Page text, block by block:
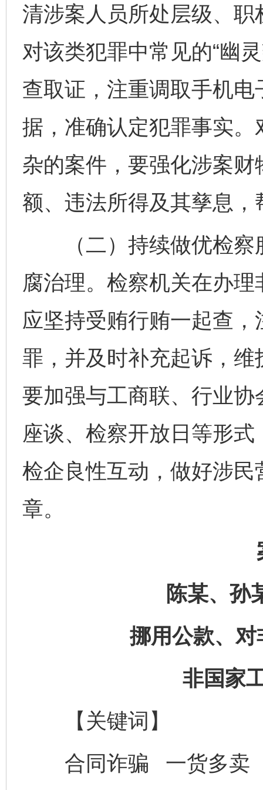
清涉案人员所处层级、
对该类犯罪中常见的“幽
查取证，注重调取手机
据，准确认定犯罪事实
杂的案件，要强化涉案
额、违法所得及其孳息
（二）持续做优检察
腐治理。检察机关在办
应坚持受贿行贿一起查
罪，并及时补充起诉，
要加强与工商联、行业
座谈、检察开放日等形
检企良性互动，做好涉
章。
陈某、孙
挪用公款、
非国家
【关键词】
合同诈骗 一货多卖